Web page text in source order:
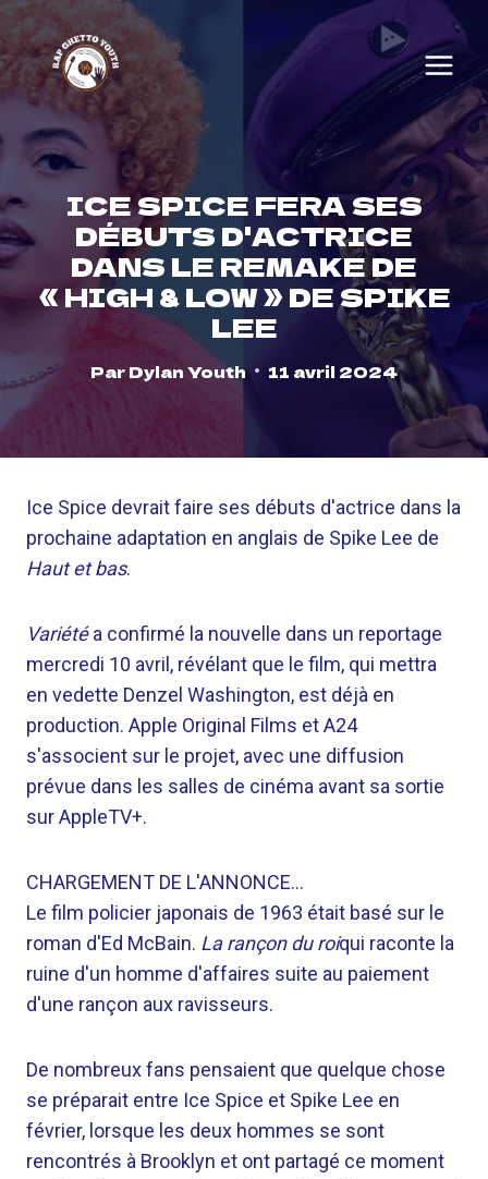
Skip
to
content
ICE SPICE FERA SES
DÉBUTS D'ACTRICE
DANS LE REMAKE DE
« HIGH & LOW » DE SPIKE
LEE
ParDylan Youth 11 avril 2024
Ice Spice devrait faire ses débuts d'actrice dans la
prochaine adaptation en anglais de Spike Lee de
Haut et bas.
Variétéa confirmé la nouvelle dans un reportage
mercredi 10 avril, révélant que le film, qui mettra
en vedette Denzel Washington, est déjà en
production. Apple Original Films et A24
s'associent sur le projet, avec une diffusion
prévue dans les salles de cinéma avant sa sortie
sur AppleTV+.
CHARGEMENT DE L'ANNONCE…
Le film policier japonais de 1963 était basé sur le
roman d'Ed McBain. La rançon du roiqui raconte la
ruine d'un homme d'affaires suite au paiement
d'une rançon aux ravisseurs.
De nombreux fans pensaient que quelque chose
se préparait entre Ice Spice et Spike Lee en
février, lorsque les deux hommes se sont
rencontrés à Brooklyn et ont partagé ce moment